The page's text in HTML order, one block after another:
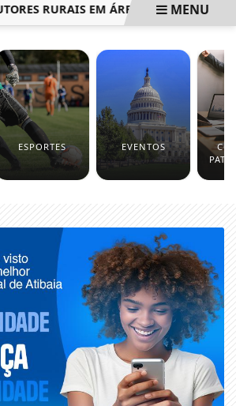
RURAIS EM ÁREAS EM PROCESSO DE...
MENU
ESPORTES EVENTOS